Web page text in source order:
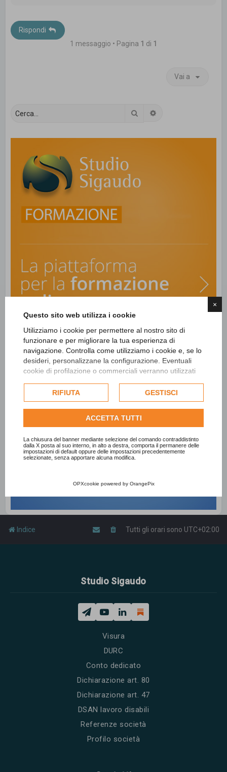
×
Questo sito web utilizza i cookie
Utilizziamo i cookie per permettere al nostro sito di
funzionare e per migliorare la tua esperienza di
navigazione. Controlla come utilizziamo i cookie e, se lo
desideri, personalizzane la configurazione. Eventuali
cookie di profilazione o commerciali verranno utilizzati
dell'utente e, se consentito, potrebbero essere utilizzati
per personalizzare gli annunci pubblicitari. Per ulteriori
informazioni su come Google utilizza i dati raccolti,
politica sulla privacy di Google
Consulta l'informativa cookie completa.
RIFIUTA GESTISCI
ACCETTA TUTTI
La chiusura del banner mediante selezione del comando contraddistinto
dalla X posta al suo interno, in alto a destra, comporta il permanere delle
impostazioni di default oppure delle impostazioni precedentemente
selezionate, senza apportare alcuna modifica.
OPXcookie powered by OrangePix
Rispondi
1 messaggio • Pagina 1 di 1
Vai a
Cerca
Indice Tutti gli orari sono UTC+02:00
Studio Sigaudo
Visura
DURC
Conto dedicato
Dichiarazione art. 80
Dichiarazione art. 47
DSAN lavoro disabili
Referenze società
Profilo società